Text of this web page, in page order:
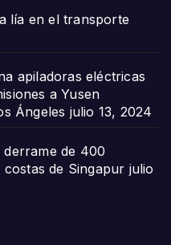
lía en el transporte
apiladoras eléctricas
a Yusen
Ángeles julio 13, 2024
de 400
de Singapur julio